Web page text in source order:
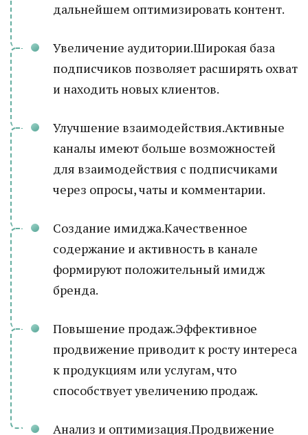
дальнейшем оптимизировать контент.
Увеличение аудитории.Широкая база
подписчиков позволяет расширять охват
и находить новых клиентов.
Улучшение взаимодействия.Активные
каналы имеют больше возможностей
для взаимодействия с подписчиками
через опросы, чаты и комментарии.
Создание имиджа.Качественное
содержание и активность в канале
формируют положительный имидж
бренда.
Повышение продаж.Эффективное
продвижение приводит к росту интереса
к продукциям или услугам, что
способствует увеличению продаж.
Анализ и оптимизация.Продвижение